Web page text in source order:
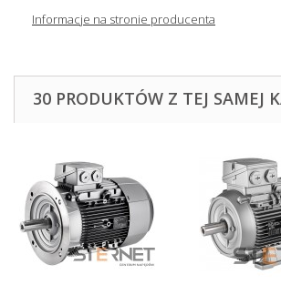
Informacje na stronie producenta
30 PRODUKTÓW Z TEJ SAMEJ